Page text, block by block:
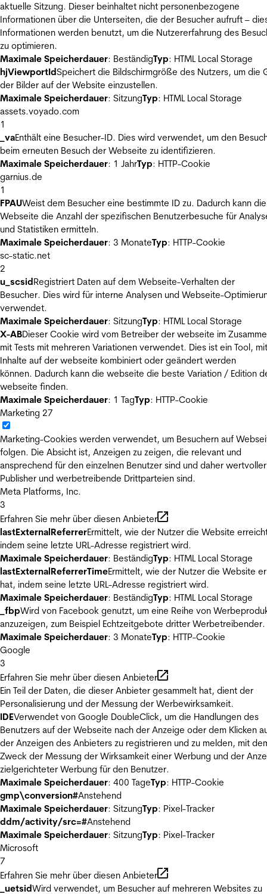
aktuelle Sitzung. Dieser beinhaltet nicht personenbezogene
Informationen über die Unterseiten, die der Besucher aufruft –
Informationen werden benutzt, um die Nutzererfahrung des
zu optimieren.
Maximale Speicherdauer: BeständigTyp: HTML Local Storage
hjViewportIdSpeichert die Bildschirmgröße des Nutzers, um die
der Bilder auf der Website einzustellen.
Maximale Speicherdauer: SitzungTyp: HTML Local Storage
assets.voyado.com
1
_vaEnthält eine Besucher-ID. Dies wird verwendet, um den
beim erneuten Besuch der Webseite zu identifizieren.
Maximale Speicherdauer: 1 JahrTyp: HTTP-Cookie
garnius.de
1
FPAUWeist dem Besucher eine bestimmte ID zu. Dadurch kann die
Webseite die Anzahl der spezifischen Benutzerbesuche für
und Statistiken ermitteln.
Maximale Speicherdauer: 3 MonateTyp: HTTP-Cookie
sc-static.net
2
u_scsidRegistriert Daten auf dem Webseite-Verhalten der
Besucher. Dies wird für interne Analysen und Webseite-
verwendet.
Maximale Speicherdauer: SitzungTyp: HTML Local Storage
X-ABDieser Cookie wird vom Betreiber der webseite im
mit Tests mit mehreren Variationen verwendet. Dies ist ein Tool,
Inhalte auf der webseite kombiniert oder geändert werden
können. Dadurch kann die webseite die beste Variation / Edition
webseite finden.
Maximale Speicherdauer: 1 TagTyp: HTTP-Cookie
Marketing 27
Marketing-Cookies werden verwendet, um Besuchern auf
folgen. Die Absicht ist, Anzeigen zu zeigen, die relevant und
ansprechend für den einzelnen Benutzer sind und daher
Publisher und werbetreibende Drittparteien sind.
Meta Platforms, Inc.
3
Erfahren Sie mehr über diesen Anbieter
lastExternalReferrerErmittelt, wie der Nutzer die Website
indem seine letzte URL-Adresse registriert wird.
Maximale Speicherdauer: BeständigTyp: HTML Local Storage
lastExternalReferrerTimeErmittelt, wie der Nutzer die Website
hat, indem seine letzte URL-Adresse registriert wird.
Maximale Speicherdauer: BeständigTyp: HTML Local Storage
_fbpWird von Facebook genutzt, um eine Reihe von
anzuzeigen, zum Beispiel Echtzeitgebote dritter Werbetreibender.
Maximale Speicherdauer: 3 MonateTyp: HTTP-Cookie
Google
3
Erfahren Sie mehr über diesen Anbieter
Ein Teil der Daten, die dieser Anbieter gesammelt hat, dient der
Personalisierung und der Messung der Werbewirksamkeit.
IDEVerwendet von Google DoubleClick, um die Handlungen des
Benutzers auf der Webseite nach der Anzeige oder dem Klicken
der Anzeigen des Anbieters zu registrieren und zu melden, mit
Zweck der Messung der Wirksamkeit einer Werbung und der
zielgerichteter Werbung für den Benutzer.
Maximale Speicherdauer: 400 TageTyp: HTTP-Cookie
gmp\conversion#Anstehend
Maximale Speicherdauer: SitzungTyp: Pixel-Tracker
ddm/activity/src=#Anstehend
Maximale Speicherdauer: SitzungTyp: Pixel-Tracker
Microsoft
7
Erfahren Sie mehr über diesen Anbieter
_uetsidWird verwendet, um Besucher auf mehreren Websites zu